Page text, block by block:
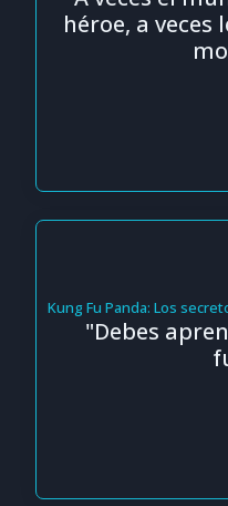
héroe, a veces
Kung Fu Panda: Los
"Debes